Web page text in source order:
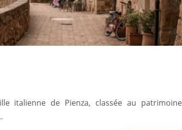
italienne de Pienza, classée au patrimoine